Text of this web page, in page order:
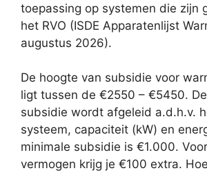
toepassing op systemen die zijn
het RVO (ISDE Apparatenlijst
augustus 2026).
De hoogte van subsidie voor
ligt tussen de €2550 – €5450.
subsidie wordt afgeleid a.d.h.v.
systeem, capaciteit (kW) en
minimale subsidie is €1.000.
vermogen krijg je €100 extra.